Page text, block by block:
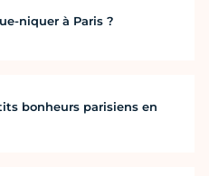
niquer à Paris ?
bonheurs parisiens en